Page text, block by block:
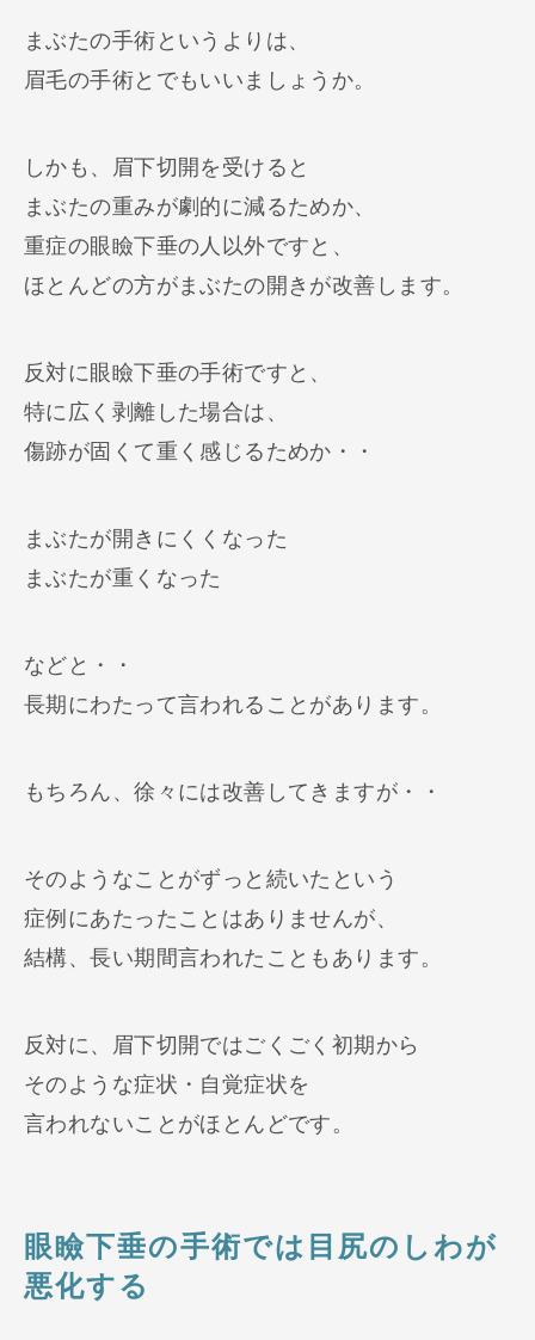
まぶたの手術というよりは、
眉毛の手術とでもいいましょうか。
しかも、眉下切開を受けると
まぶたの重みが劇的に減るためか、
重症の眼瞼下垂の人以外ですと、
ほとんどの方がまぶたの開きが改善します。
反対に眼瞼下垂の手術ですと、
特に広く剥離した場合は、
傷跡が固くて重く感じるためか・・
まぶたが開きにくくなった
まぶたが重くなった
などと・・
長期にわたって言われることがあります。
もちろん、徐々には改善してきますが・・
そのようなことがずっと続いたという
症例にあたったことはありませんが、
結構、長い期間言われたこともあります。
反対に、眉下切開ではごくごく初期から
そのような症状・自覚症状を
言われないことがほとんどです。
眼瞼下垂の手術では目尻のしわが
悪化する